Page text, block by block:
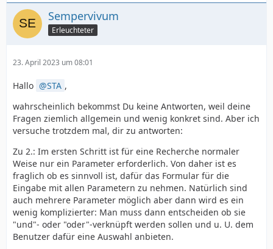
Sempervivum
Erleuchteter
23. April 2023 um 08:01
Hallo STA ,
wahrscheinlich bekommst Du keine Antworten, weil deine
Fragen ziemlich allgemein und wenig konkret sind. Aber ich
versuche trotzdem mal, dir zu antworten:
Zu 2.: Im ersten Schritt ist für eine Recherche normaler
Weise nur ein Parameter erforderlich. Von daher ist es
fraglich ob es sinnvoll ist, dafür das Formular für die
Eingabe mit allen Parametern zu nehmen. Natürlich sind
auch mehrere Parameter möglich aber dann wird es ein
wenig komplizierter: Man muss dann entscheiden ob sie
"und"- oder "oder"-verknüpft werden sollen und u. U. dem
Benutzer dafür eine Auswahl anbieten.